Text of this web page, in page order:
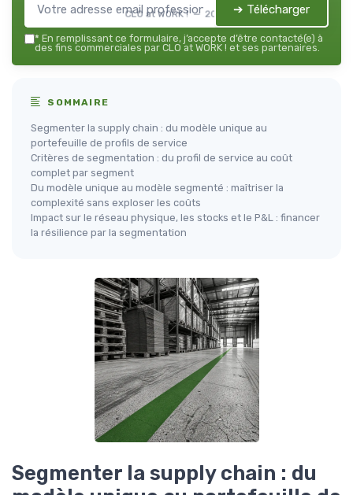
CLO at WORK ! — 2026 ➔ Télécharger
* En remplissant ce formulaire, j’accepte d’être contacté(e) à
des fins commerciales par CLO at WORK ! et ses partenaires.
SOMMAIRE
Segmenter la supply chain : du modèle unique au
portefeuille de profils de service
Critères de segmentation : du profil de service au coût
complet par segment
Du modèle unique au modèle segmenté : maîtriser la
complexité sans exploser les coûts
Impact sur le réseau physique, les stocks et le P&L : financer
la résilience par la segmentation
Segmenter la supply chain : du